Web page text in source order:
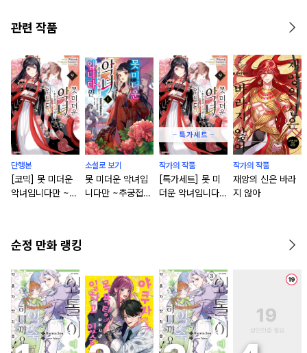
관련 작품
단행본
[코믹] 못 미더운
악녀입니다만 ~추
소설로 보기
못 미더운 악녀입
니다만 ~추궁접서
작가의 작품
[특가세트] 못 미
더운 악녀입니다만
작가의 작품
재앙의 신은 바라
지 않아
순정 만화 랭킹